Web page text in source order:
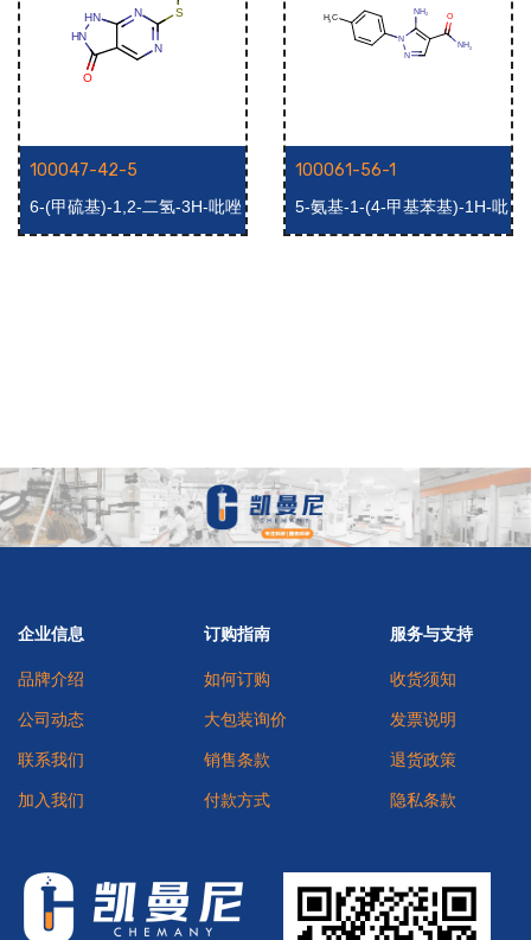
100047-42-5
6-(甲硫基)-1,2-二氢-3H-吡唑
并[3,4-d]嘧啶-3-酮
100061-56-1
5-氨基-1-(4-甲基苯基)-1H-吡
唑-4-甲酰胺
企业信息
品牌介绍
公司动态
联系我们
加入我们
订购指南
如何订购
大包装询价
销售条款
付款方式
服务与支持
收货须知
发票说明
退货政策
隐私条款